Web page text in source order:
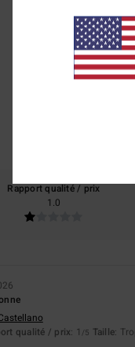
Rapport qualité / prix
1.0
qualité / prix: 1 /5 Taille: